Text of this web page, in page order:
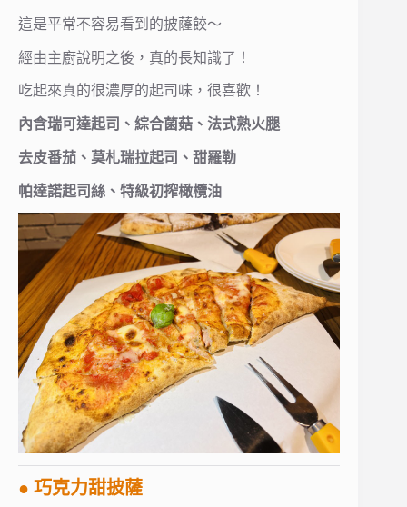
這是平常不容易看到的披薩餃～
經由主廚說明之後，真的長知識了！
吃起來真的很濃厚的起司味，很喜歡！
內含瑞可達起司、綜合菌菇、法式熟火腿
去皮番茄、莫札瑞拉起司、甜羅勒
帕達諾起司絲、特級初搾橄欖油
● 巧克力甜披薩